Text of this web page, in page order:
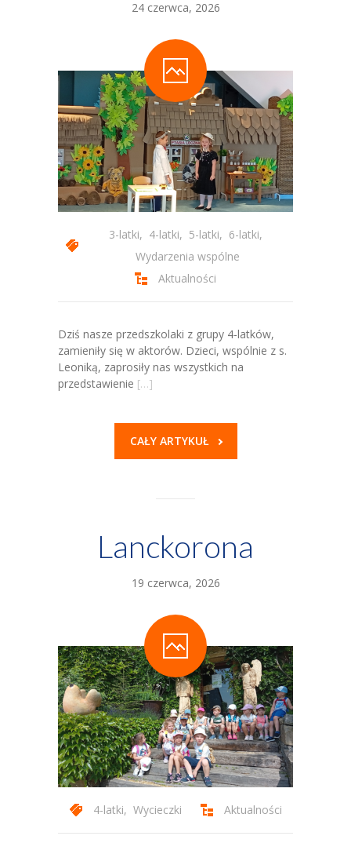
-- Statut Przedszkola
-- Zajęcia Obowiązkowe
-- Zajęcia Dodatkowe
-- Programy autorskie
-- Podstawa Programowa
-- Plan Dnia
Aktualności
-- Grupa 3-latków
-- Grupa 4-latków
-- Grupa 6-latków
-- Rekrutacja
-- Do pobrania
Nazaretanki
Kontakt
24 czerwca, 2026
3-latki, 4-latki, 5-latki, 6-latki,
Wydarzenia wspólne
Aktualności
Dziś nasze przedszkolaki z grupy 4-latków,
zamieniły się w aktorów. Dzieci, wspólnie z s.
Leoniką, zaprosiły nas wszystkich na
przedstawienie […]
CAŁY ARTYKUŁ
Lanckorona
19 czerwca, 2026
4-latki, Wycieczki Aktualności